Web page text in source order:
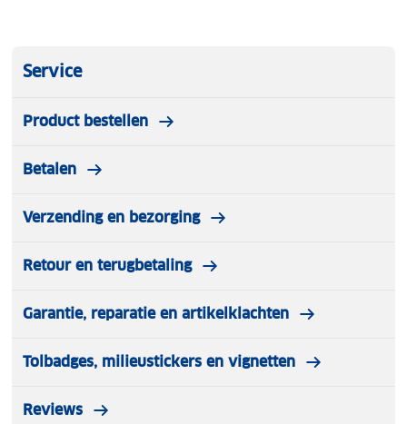
Service
Product bestellen
Betalen
Verzending en bezorging
Retour en terugbetaling
Garantie, reparatie en artikelklachten
Tolbadges, milieustickers en vignetten
Reviews